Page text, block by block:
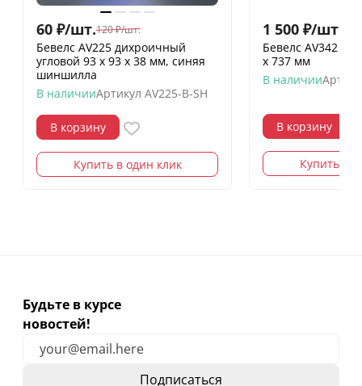
60 ₽/шт.120 ₽/шт.
Бевелс AV225 дихроичный
угловой 93 х 93 х 38 мм, синяя
шиншилла
В наличииАртикул AV225-B-SH
В корзину
Купить в один клик
1 500 ₽/шт.
Бевелс AV342
х 737 мм
В наличии
В корзину
Купить в
Будьте в курсе
новостей!